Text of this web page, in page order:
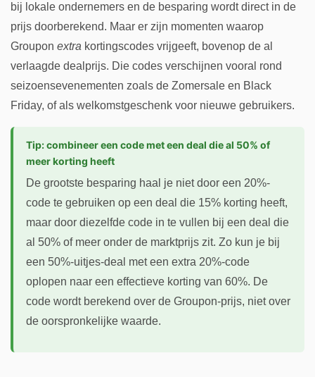
bij lokale ondernemers en de besparing wordt direct in de
prijs doorberekend. Maar er zijn momenten waarop
Groupon extra kortingscodes vrijgeeft, bovenop de al
verlaagde dealprijs. Die codes verschijnen vooral rond
seizoensevenementen zoals de Zomersale en Black
Friday, of als welkomstgeschenk voor nieuwe gebruikers.
Tip: combineer een code met een deal die al 50% of
meer korting heeft
De grootste besparing haal je niet door een 20%-
code te gebruiken op een deal die 15% korting heeft,
maar door diezelfde code in te vullen bij een deal die
al 50% of meer onder de marktprijs zit. Zo kun je bij
een 50%-uitjes-deal met een extra 20%-code
oplopen naar een effectieve korting van 60%. De
code wordt berekend over de Groupon-prijs, niet over
de oorspronkelijke waarde.